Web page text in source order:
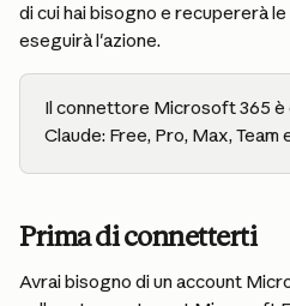
di cui hai bisogno e recupererà
eseguirà l'azione.
Il connettore Microsoft 365 è
Claude: Free, Pro, Max,
Prima di connetterti
Avrai bisogno di un account